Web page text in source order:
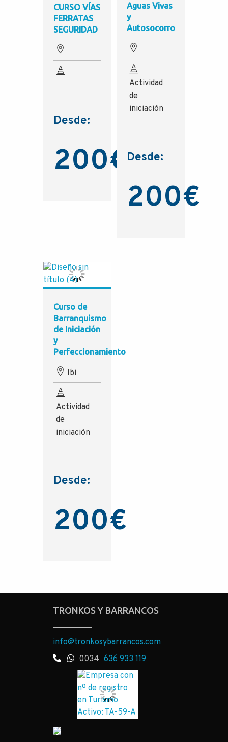
CURSO VÍAS
FERRATAS
SEGURIDAD
Desde:
200€
Aguas Vivas
y
Autosocorro
Actividad
de
iniciación
Desde:
200€
Curso de
Barranquismo
de Iniciación
y
Perfeccionamiento
Ibi
Actividad
de
iniciación
Desde:
200€
TRONKOS Y BARRANCOS
info@tronkosybarrancos.com
0034 636 933 119